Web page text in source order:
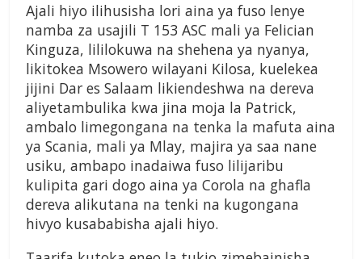
Ajali hiyo ilihusisha lori aina ya fuso lenye
namba za usajili T 153 ASC mali ya Felician
Kinguza, lililokuwa na shehena ya nyanya,
likitokea Msowero wilayani Kilosa, kuelekea
jijini Dar es Salaam likiendeshwa na dereva
aliyetambulika kwa jina moja la Patrick,
ambalo limegongana na tenka la mafuta aina
ya Scania, mali ya Mlay, majira ya saa nane
usiku, ambapo inadaiwa fuso lilijaribu
kulipita gari dogo aina ya Corola na ghafla
dereva alikutana na tenki na kugongana
hivyo kusababisha ajali hiyo.